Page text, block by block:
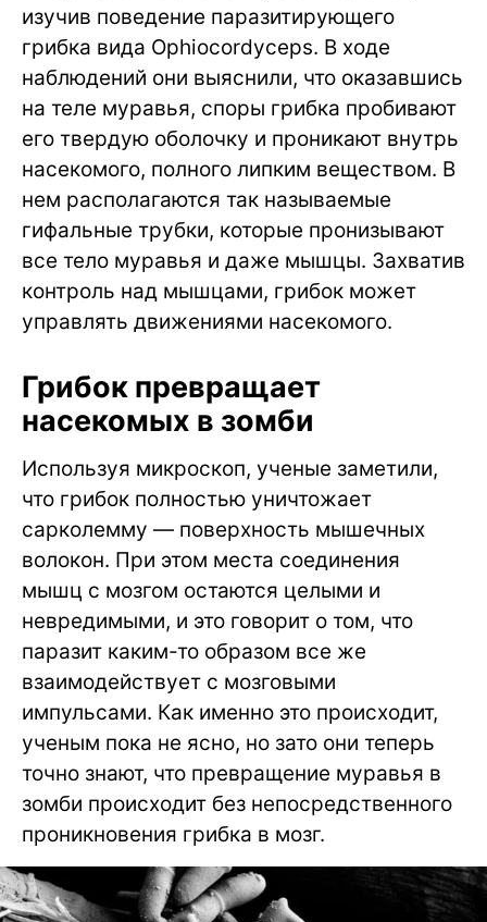
изучив поведение паразитирующего
грибка вида Ophiocordyceps. В ходе
наблюдений они выяснили, что оказавшись
на теле муравья, споры грибка пробивают
его твердую оболочку и проникают внутрь
насекомого, полного липким веществом. В
нем располагаются так называемые
гифальные трубки, которые пронизывают
все тело муравья и даже мышцы. Захватив
контроль над мышцами, грибок может
управлять движениями насекомого.
Грибок превращает
насекомых в зомби
Используя микроскоп, ученые заметили,
что грибок полностью уничтожает
сарколемму — поверхность мышечных
волокон. При этом места соединения
мышц с мозгом остаются целыми и
невредимыми, и это говорит о том, что
паразит каким-то образом все же
взаимодействует с мозговыми
импульсами. Как именно это происходит,
ученым пока не ясно, но зато они теперь
точно знают, что превращение муравья в
зомби происходит без непосредственного
проникновения грибка в мозг.